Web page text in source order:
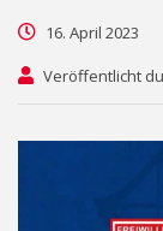
16. April 2023
Veröffentlicht